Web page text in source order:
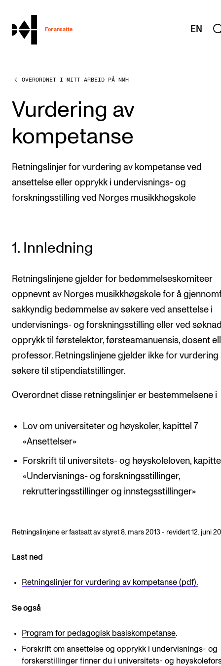
hjem
For ansatte EN
MITT ARBEIDSFORHOLD
Arbeidstid og lønn
Reiser og utveksling
Kompetanse og velferd
Helse, miljø og sikkerhet
VERKTØY OG HJELP
Canvas
Innkjøp og økonomi
Kommunikasjon
Rom og bygg
Utvikling av studieplaner og kurs
Digitale ressurser for undervisning
Studentenes psykososiale læringsmiljø
Søknad og opptak
Livet rundt FoU
For ph.d.-programmet i kunstnerisk utviklingsarbeid
KONSERTER OG ARRANGEMENTER
OVERORDNET I MITT ARBEID PÅ NMH
Vurdering av
kompetanse
Retningslinjer for vurdering av kompetanse ved
ansettelse eller opprykk i undervisnings- og
forskningsstilling ved Norges musikkhøgskole
1. Innledning
Retningslinjene gjelder for bedømmelseskomiteer
oppnevnt av Norges musikkhøgskole for å
sakkyndig bedømmelse av søkere ved ansettelse i
undervisnings- og forskningsstilling eller ved
opprykk til førstelektor, førsteamanuensis, dosent
professor. Retningslinjene gjelder ikke for vurdering
søkere til stipendiatstillinger.
Overordnet disse retningslinjer er bestemmelsene i
Lov om universiteter og høyskoler, kapittel 7
«Ansettelser»
Forskrift til universitets- og høyskoleloven,
«Undervisnings- og forskningsstillinger,
rekrutteringsstillinger og innstegsstillinger»
Retningslinjene er fastsatt av styret 8. mars 2013 - revidert 12. juni
Last ned
Retningslinjer for vurdering av kompetanse (pdf).
Se også
Program for pedagogisk basiskompetanse.
Forskrift om ansettelse og opprykk i undervisnings- og
forskerstillinger finner du i universitets- og